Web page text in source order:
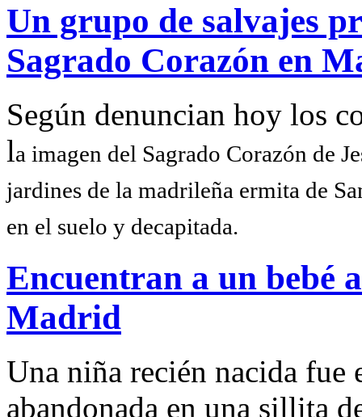
Un grupo de salvajes
Sagrado Corazón en
Según denuncian hoy los
la imagen del Sagrado Corazón de
jardines de la madrileña ermita de
en el suelo y decapitada.
Encuentran a un bebé
Madrid
Una niña recién nacida fue
abandonada en una sillita